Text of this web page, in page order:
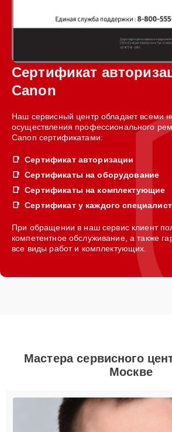
Сертификат
Canon
Наш сервисный центр обладает всеми
осуществления профессионального
Canon сертификатами:
Сертификат авторизации
Сертификаты на оборудование
Сертификаты на комплектующие
Сертификат у каждого
При обращении в наш сервис клиент
компетентное обслуживание, а также
все виды работ и комплектующих.
Мастера сервисного
Москве